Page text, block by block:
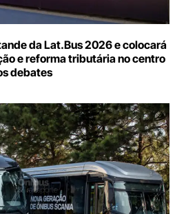
da Lat.Bus 2026 e colocará
e reforma tributária no centro
debates